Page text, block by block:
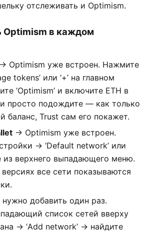
отслеживать и Optimism.
Optimism в каждом
→ Optimism уже встроен. Нажмите
tokens’ или ‘+’ на главном
‘Optimism’ и включите ETH в
просто подождите — как только
баланс, Trust сам его покажет.
→ Optimism уже встроен.
→ ‘Default network’ или
из верхнего выпадающего меню.
все сети показываются
добавить один раз.
список сетей вверху
→ ‘Add network’ → найдите